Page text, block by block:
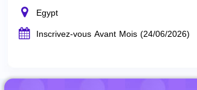
Egypt
Inscrivez-vous Avant Mois (24/06/2026)